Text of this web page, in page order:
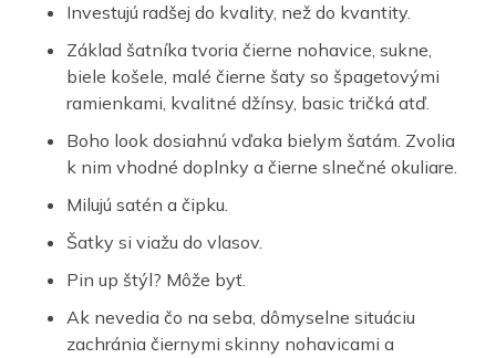
Investujú radšej do kvality, než do kvantity.
Základ šatníka tvoria čierne nohavice, sukne,
biele košele, malé čierne šaty so špagetovými
ramienkami, kvalitné džínsy, basic tričká atď.
Boho look dosiahnú vďaka bielym šatám. Zvolia
k nim vhodné doplnky a čierne slnečné okuliare.
Milujú satén a čipku.
Šatky si viažu do vlasov.
Pin up štýl? Môže byť.
Ak nevedia čo na seba, dômyselne situáciu
zachránia čiernymi skinny nohavicami a